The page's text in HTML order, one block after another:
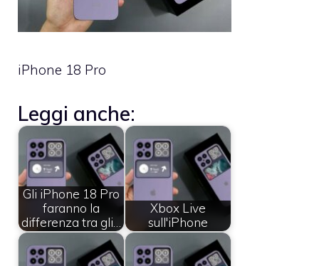
iPhone 18 Pro
Leggi anche:
Gli iPhone 18 Pro
faranno la
differenza tra gli…
Xbox Live
sull'iPhone